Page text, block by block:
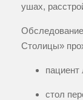
ушах,
Столицы»
стол